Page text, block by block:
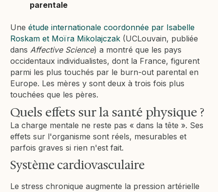
parentale
Uneétude internationale coordonnée par Isabelle
Roskam et Moïra Mikolajczak (UCLouvain, publiée
dansAffective Science) a montré que les pays
occidentaux individualistes, dont la France, figurent
parmi les plus touchés par le burn-out parental en
Europe. Les mères y sont deux à trois fois plus
touchées que les pères.
Quels effets sur la santé physique ?
La charge mentale ne reste pas « dans la tête ». Ses
effets sur l'organisme sont réels, mesurables et
parfois graves si rien n'est fait.
Système cardiovasculaire
Le stress chronique augmente la pression artérielle